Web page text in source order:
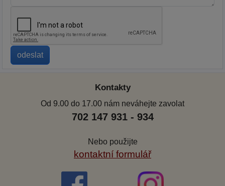
Kontakty
Od 9.00 do 17.00 nám neváhejte zavolat
702 147 931 - 934
Nebo použijte
kontaktní formulář